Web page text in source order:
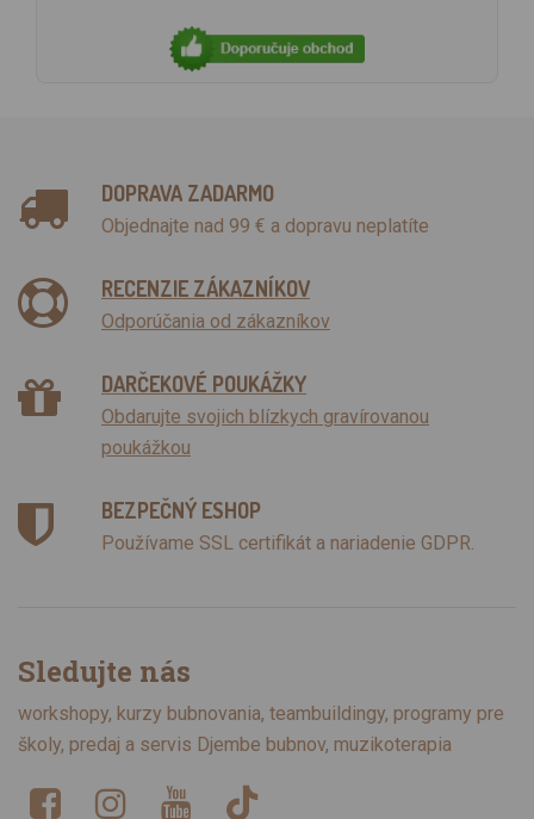
DOPRAVA ZADARMO
Objednajte nad 99 € a dopravu neplatíte
RECENZIE ZÁKAZNÍKOV
Odporúčania od zákazníkov
DARČEKOVÉ POUKÁŽKY
Obdarujte svojich blízkych gravírovanou
poukážkou
BEZPEČNÝ ESHOP
Používame SSL certifikát a nariadenie GDPR.
Sledujte nás
workshopy, kurzy bubnovania, teambuildingy, programy pre
školy, predaj a servis Djembe bubnov, muzikoterapia